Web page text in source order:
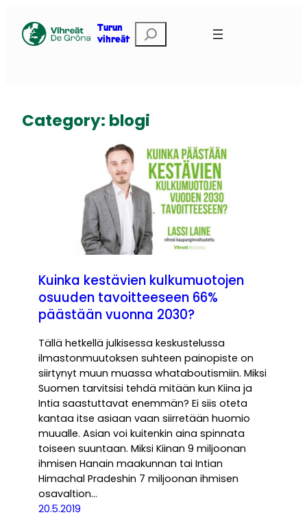
content
Turun
vihreät
Etsi
Category: blogi
Kuinka kestävien kulkumuotojen
osuuden tavoitteeseen 66%
päästään vuonna 2030?
Tällä hetkellä julkisessa keskustelussa
ilmastonmuutoksen suhteen painopiste on
siirtynyt muun muassa whataboutismiin. Miksi
Suomen tarvitsisi tehdä mitään kun Kiina ja
Intia saastuttavat enemmän? Ei siis oteta
kantaa itse asiaan vaan siirretään huomio
muualle. Asian voi kuitenkin aina spinnata
toiseen suuntaan. Miksi Kiinan 9 miljoonan
ihmisen Hanain maakunnan tai Intian
Himachal Pradeshin 7 miljoonan ihmisen
osavaltion…
20.5.2019